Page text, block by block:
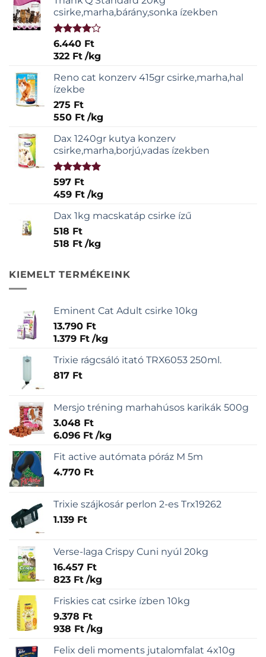
csirke,marha,bárány,sonka ízekben
Értékelés:
4.00 / 5
6.440 Ft
322 Ft /kg
Reno cat konzerv 415gr csirke,marha,hal
ízekbe
275 Ft
550 Ft /kg
Dax 1240gr kutya konzerv
csirke,marha,borjú,vadas ízekben
Értékelés:
5.00/ 5
597 Ft
459 Ft /kg
Dax 1kg macskatáp csirke ízű
518 Ft
518 Ft /kg
KIEMELT TERMÉKEINK
Eminent Cat Adult csirke 10kg
13.790 Ft
1.379 Ft /kg
Trixie rágcsáló itató TRX6053 250ml.
817 Ft
Mersjo tréning marhahúsos karikák 500g
3.048 Ft
6.096 Ft /kg
Fit active autómata póráz M 5m
4.770 Ft
Trixie szájkosár perlon 2-es Trx19262
1.139 Ft
Verse-laga Crispy Cuni nyúl 20kg
16.457 Ft
823 Ft /kg
Friskies cat csirke ízben 10kg
9.378 Ft
938 Ft /kg
Felix deli moments jutalomfalat 4x10g